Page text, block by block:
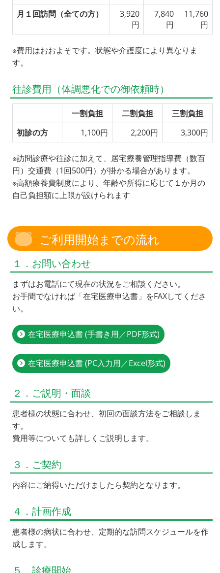
月１回訪問（全ての方）
3,920
円
7,840
円
11,760
円
※費用はおおよそです。状態や介護度により異なりま
す。
往診費用（体調悪化での御依頼時）
一割負担 二割負担
三割負担
初診の方
1,100円 2,200円 3,300円
※訪問診療や往診に加えて、居宅療養管理指導費（数百
円）交通費（1回500円）が掛かる場合があります。
※高額療養費制度により、年齢や所得に応じて１か月の
自己負担額に上限が設けられます
ご利用開始までの流れ
１．お問い合わせ
まずはお電話にて現在の状況をご相談ください。
お手間でなければ「在宅医療申込書」をFAXしてくださ
い。
在宅医療申込書 (手書き用／PDF形式)
在宅医療申込書 (PC入力用／Excel形式)
２．ご説明・面談
患者様の状態に合わせ、初回の面談方法をご相談しま
す。
費用等についても詳しくご説明します。
３．ご契約
内容にご納得いただけましたら契約となります。
４．計画作成
患者様の病状に合わせ、定期的な訪問スケジュールを作
成します。
５．診療開始